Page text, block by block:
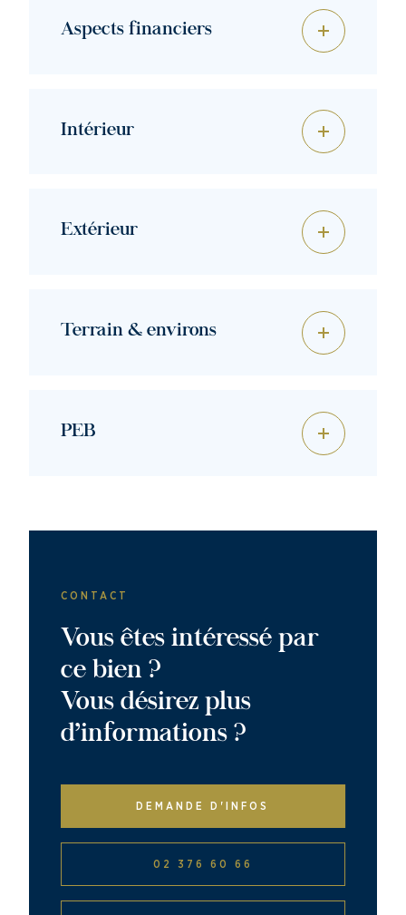
Aspects financiers
Intérieur
Extérieur
Terrain & environs
PEB
CONTACT
Vous êtes intéressé par
ce bien ?
Vous désirez plus
d’informations ?
DEMANDE D'INFOS
02 376 60 66